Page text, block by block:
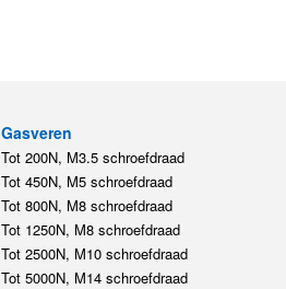
Gasveren
Tot 200N, M3.5 schroefdraad
Tot 450N, M5 schroefdraad
Tot 800N, M8 schroefdraad
Tot 1250N, M8 schroefdraad
Tot 2500N, M10 schroefdraad
Tot 5000N, M14 schroefdraad